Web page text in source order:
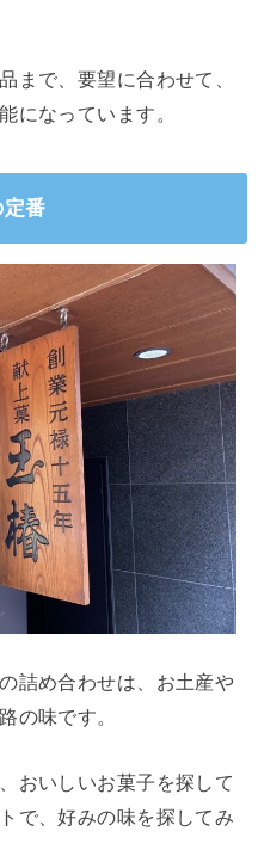
まで、要望に合わせて、
になっています。
定番
詰め合わせは、お土産や
の味です。
おいしいお菓子を探して
で、好みの味を探してみ